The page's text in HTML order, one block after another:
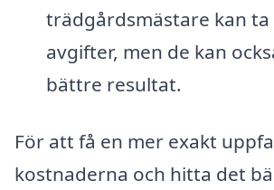
trädgårdsmästare kan
avgifter, men de kan
bättre resultat.
För att få en mer exakt
kostnaderna och hitta det